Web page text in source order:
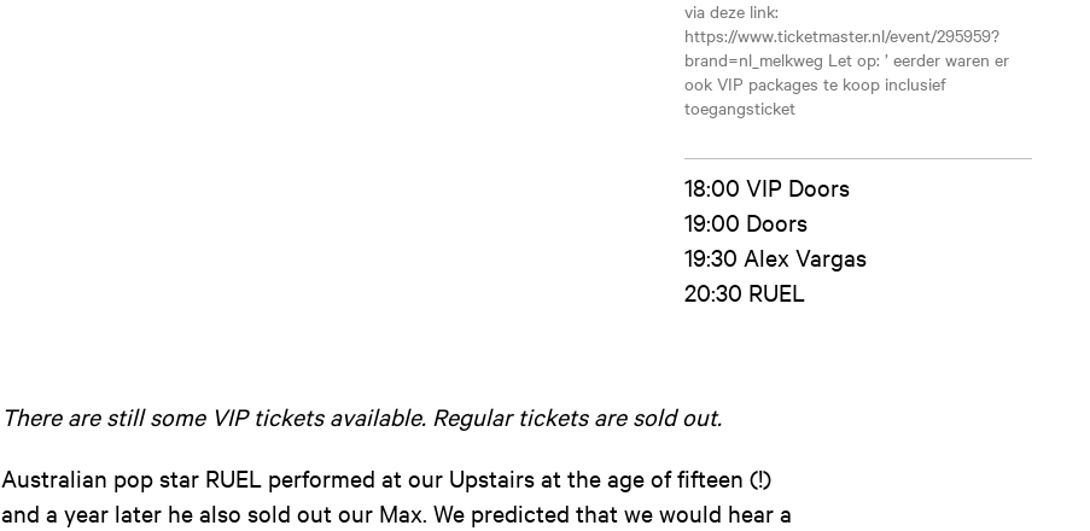
via deze link:
https://www.ticketmaster.nl/event/295959?
brand=nl_melkweg Let op: ’ eerder waren er
ook VIP packages te koop inclusief
toegangsticket
18:00 VIP Doors
19:00 Doors
19:30 Alex Vargas
20:30 RUEL
There are still some VIP tickets available. Regular tickets are sold out.
Australian pop star RUEL performed at our Upstairs at the age of fifteen (!)
and a year later he also sold out our Max. We predicted that we would hear a